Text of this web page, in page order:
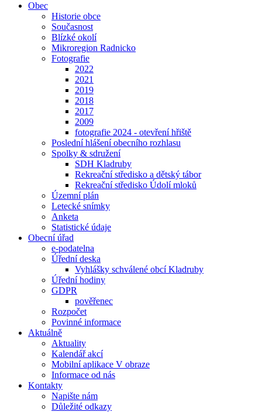
Obec
Historie obce
Současnost
Blízké okolí
Mikroregion Radnicko
Fotografie
2022
2021
2019
2018
2017
2009
fotografie 2024 - otevření hřiště
Poslední hlášení obecního rozhlasu
Spolky & sdružení
SDH Kladruby
Rekreační středisko a dětský tábor
Rekreační středisko Údolí mloků
Územní plán
Letecké snímky
Anketa
Statistické údaje
Obecní úřad
e-podatelna
Úřední deska
Vyhlášky schválené obcí Kladruby
Úřední hodiny
GDPR
pověřenec
Rozpočet
Povinné informace
Aktuálně
Aktuality
Kalendář akcí
Mobilní aplikace V obraze
Informace od nás
Kontakty
Napište nám
Důležité odkazy